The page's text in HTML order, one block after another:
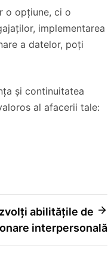
o opțiune, ci o
implementarea
a datelor, poți
și continuitatea
al afacerii tale:
abilitățile de
interpersonală